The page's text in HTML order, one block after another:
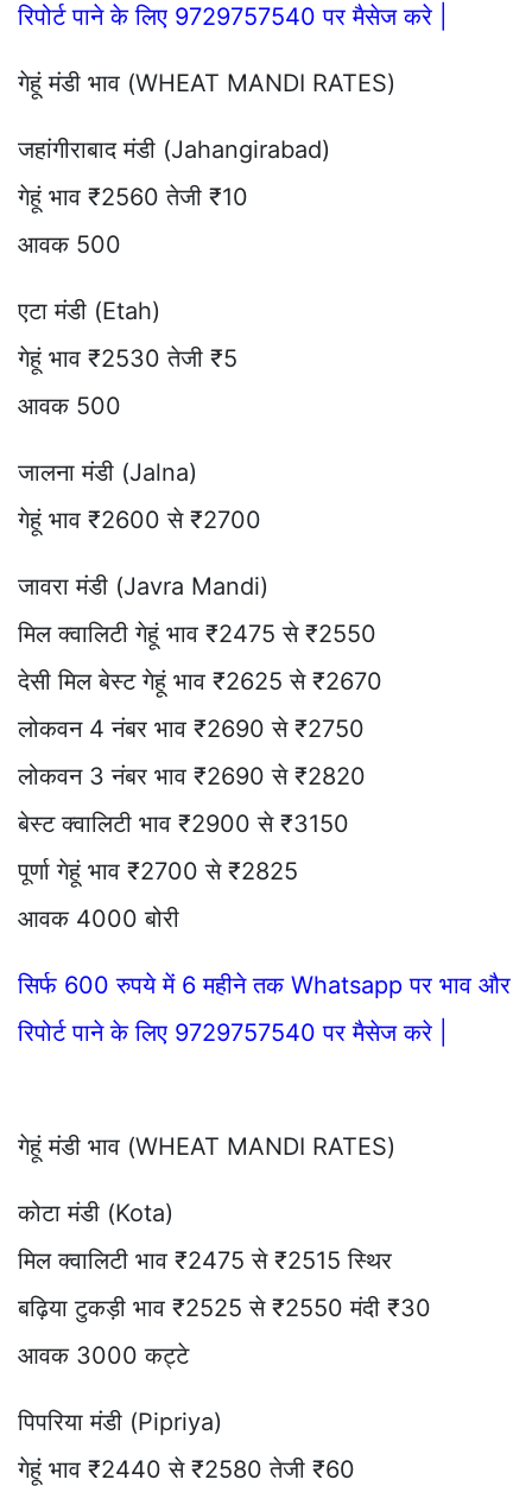
रिपोर्ट पाने के लिए 9729757540 पर मैसेज करे |
गेहूं मंडी भाव (WHEAT MANDI RATES)
जहांगीराबाद मंडी (Jahangirabad)
गेहूं भाव ₹2560 तेजी ₹10
आवक 500
एटा मंडी (Etah)
गेहूं भाव ₹2530 तेजी ₹5
आवक 500
जालना मंडी (Jalna)
गेहूं भाव ₹2600 से ₹2700
जावरा मंडी (Javra Mandi)
मिल क्वालिटी गेहूं भाव ₹2475 से ₹2550
देसी मिल बेस्ट गेहूं भाव ₹2625 से ₹2670
लोकवन 4 नंबर भाव ₹2690 से ₹2750
लोकवन 3 नंबर भाव ₹2690 से ₹2820
बेस्ट क्वालिटी भाव ₹2900 से ₹3150
पूर्णा गेहूं भाव ₹2700 से ₹2825
आवक 4000 बोरी
सिर्फ 600 रुपये में 6 महीने तक Whatsapp पर भाव और
रिपोर्ट पाने के लिए 9729757540 पर मैसेज करे |
गेहूं मंडी भाव (WHEAT MANDI RATES)
कोटा मंडी (Kota)
मिल क्वालिटी भाव ₹2475 से ₹2515 स्थिर
बढ़िया टुकड़ी भाव ₹2525 से ₹2550 मंदी ₹30
आवक 3000 कट्टे
पिपरिया मंडी (Pipriya)
गेहूं भाव ₹2440 से ₹2580 तेजी ₹60